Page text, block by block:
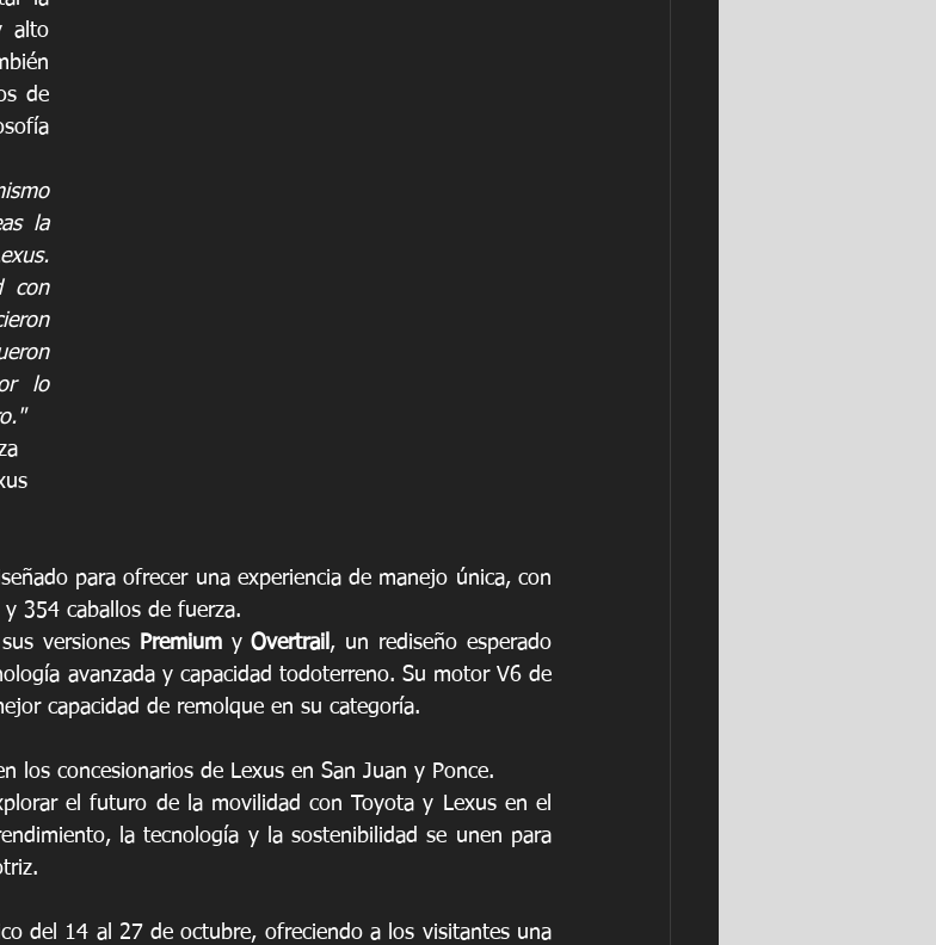
alto
de
la
con
lo
para ofrecer una experiencia de manejo única, con
354 caballos de fuerza.
versiones Premium y Overtrail , un rediseño esperado
avanzada y capacidad todoterreno. Su motor V6 de
capacidad de remolque en su categoría.
los concesionarios de Lexus en San Juan y Ponce.
el futuro de la movilidad con Toyota y Lexus en el
la tecnología y la sostenibilidad se unen para
del 14 al 27 de octubre, ofreciendo a los visitantes una